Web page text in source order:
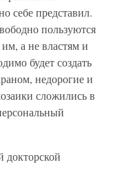
себе представил.
пользуются
а не властям и
будет создать
недорогие и
сложились в
докторской